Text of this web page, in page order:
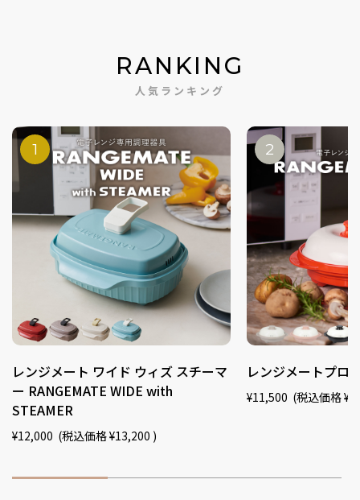
RANKING
人気ランキング
1
レンジメート ワイド ウィズ スチーマ
ー RANGEMATE WIDE with
STEAMER
¥12,000 (税込価格¥13,200 )
2
レンジメートプロ
¥11,500 (税込価格